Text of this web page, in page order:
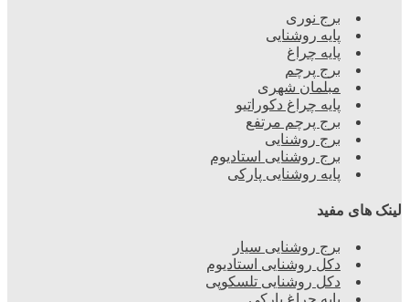
برج نوری
پایه روشنایی
پایه چراغ
برج پرچم
مبلمان شهری
پایه چراغ دکوراتیو
برج پرچم مرتفع
برج روشنایی
برج روشنایی استادیوم
پایه روشنایی پارکی
لینک های مفید
برج روشنایی سیار
دکل روشنایی استادیوم
دکل روشنایی تلسکوپی